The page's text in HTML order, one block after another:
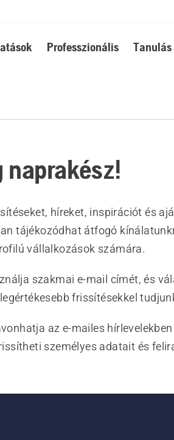
Professzionális Tanulás
naprakész!
híreket, inspirációt és
tájékozódhat átfogó
vállalkozások számára.
szakmai e-mail címét, és
frissítésekkel
az e-mailes
személyes adatait és